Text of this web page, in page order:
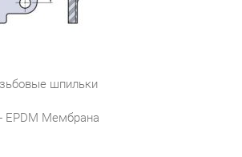
шпильки
EPDM Мембрана